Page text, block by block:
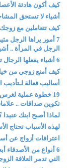
كيف أكون هادئة
أشياء لا تستحق
كيف تتعاملين مع
7 أمور يراها الرجل
الرجل في المرأة ..
6 أشياء يفعلها الرجال تثير غضب المرأة
كيف أمنع زوجي من
أساليب فعالة
19 خطوة عملية
تكوين صداقات ..
لماذا أصبح ابنك
لهذه الأسباب تحتاج
اعترافات أزواج عن
6 أنواع من
التي تدمر العلاقة